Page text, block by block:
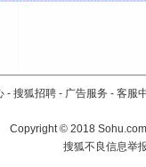
[春节] 风
道一声平
[春节]传
- 搜狐招聘 - 广告服务 - 客服
Copyright ©2018
搜狐不良信息举